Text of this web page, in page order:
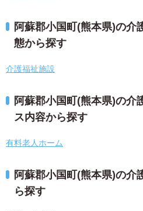
阿蘇郡小国町(熊本県)の介
態から探す
介護福祉施設
阿蘇郡小国町(熊本県)の介
ス内容から探す
有料老人ホーム
阿蘇郡小国町(熊本県)の介
ら探す